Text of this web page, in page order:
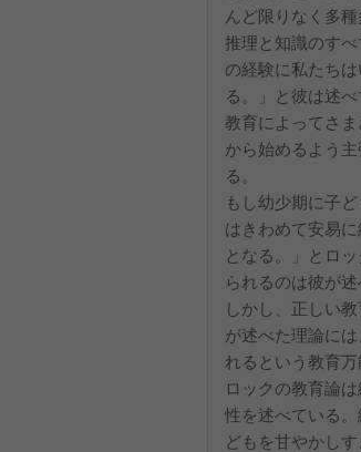
んど限りなく多
推理と知識のす
の経験に私たち
る。」と彼は述
教育によってさ
から始めるよう
る。
もし幼少期に子
はきわめて安易
となる。」とロ
られるのは彼が
しかし、正しい
が述べた理論に
れるという教育万
ロックの教育論
性を述べている
どもを甘やかし